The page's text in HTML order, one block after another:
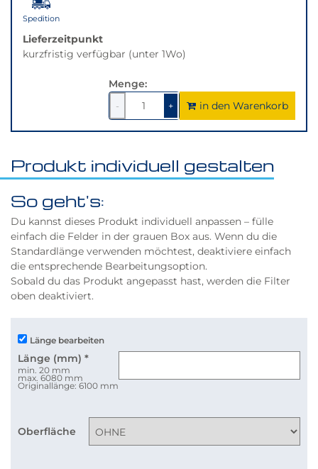
der
gewünschten
Variante.
Spedition
Lieferzeitpunkt
kurzfristig verfügbar (unter 1Wo)
Menge:
-
1
verringern
+1um
1
erhöhen
in den Warenkorb
Produkt individuell gestalten
So geht's:
Du kannst dieses Produkt individuell anpassen – fülle
einfach die Felder in der grauen Box aus. Wenn du die
Standardlänge verwenden möchtest, deaktiviere einfach
die entsprechende Bearbeitungsoption.
Sobald du das Produkt angepasst hast, werden die Filter
oben deaktiviert.
Länge bearbeiten
Länge (mm) *
min. 20 mm
max. 6080 mm
Originallänge: 6100 mm
Oberfläche